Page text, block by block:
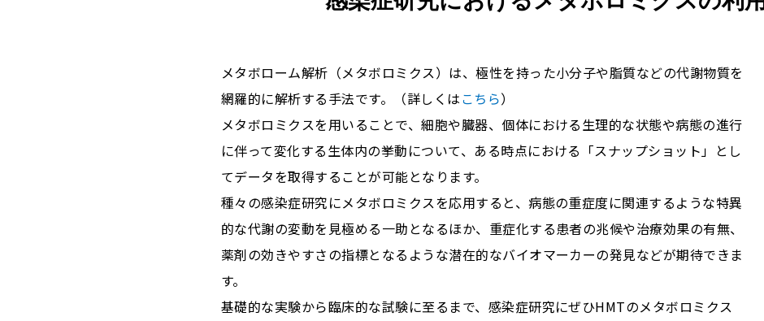
メタボローム解析（メタボロミクス）は、極性を持った小分子や脂質などの代謝物質を
網羅的に解析する手法です。（詳しくはこちら）
メタボロミクスを用いることで、細胞や臓器、個体における生理的な状態や病態の進行
に伴って変化する生体内の挙動について、ある時点における「スナップショット」とし
てデータを取得することが可能となります。
種々の感染症研究にメタボロミクスを応用すると、病態の重症度に関連するような特異
的な代謝の変動を見極める一助となるほか、重症化する患者の兆候や治療効果の有無、
薬剤の効きやすさの指標となるような潜在的なバイオマーカーの発見などが期待できま
す。
基礎的な実験から臨床的な試験に至るまで、感染症研究にぜひHMTのメタボロミクス